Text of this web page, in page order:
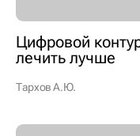
Цифровой
лечить лучше
Тархов А.Ю.